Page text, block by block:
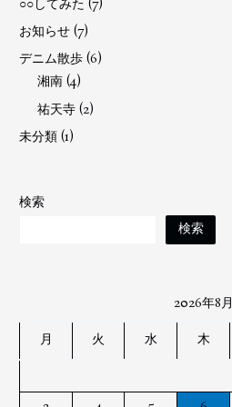
○○してみた (7)
お知らせ (7)
デニム散歩 (6)
湘南 (4)
祐天寺 (2)
未分類 (1)
検索
検索
2026年8月
月 火 水 木